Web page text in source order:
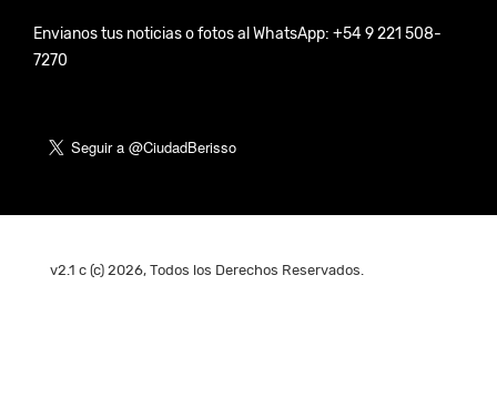
Envianos tus noticias o fotos al WhatsApp: +54 9 221 508-
7270
v2.1 c (c) 2026, Todos los Derechos Reservados.